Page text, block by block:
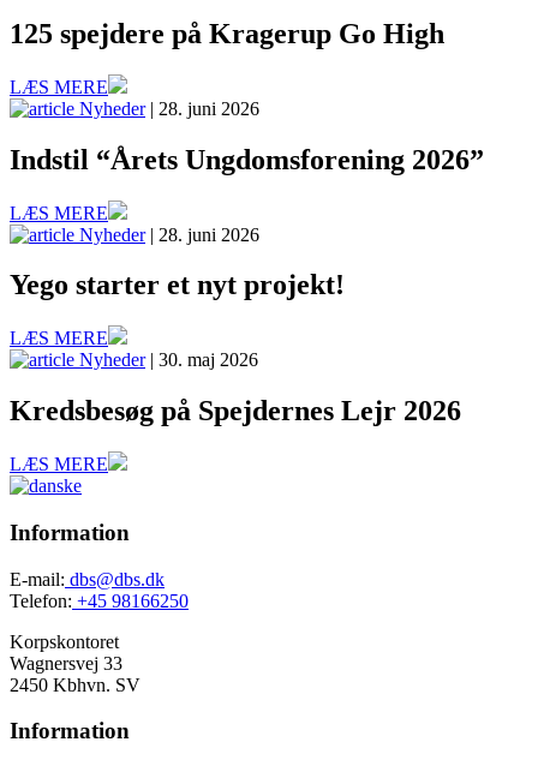
125 spejdere på Kragerup Go High
LÆS MERE
Nyheder| 28. juni 2026
Indstil “Årets Ungdomsforening 2026”
LÆS MERE
Nyheder| 28. juni 2026
Yego starter et nyt projekt!
LÆS MERE
Nyheder| 30. maj 2026
Kredsbesøg på Spejdernes Lejr 2026
LÆS MERE
Information
E-mail: dbs@dbs.dk
Telefon: +45 98166250
Korpskontoret
Wagnersvej 33
2450 Kbhvn. SV
Information